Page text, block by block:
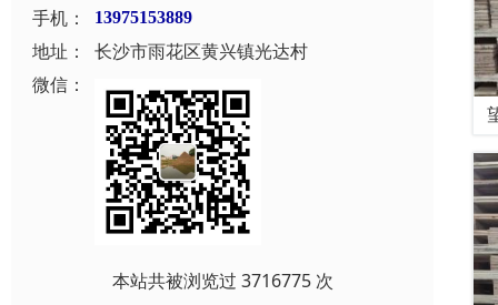
手机：
13975153889
地址：
长沙市雨花区黄兴镇光达村
微信：
本站共被浏览过 3716775 次